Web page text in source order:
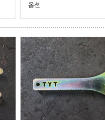
옵션 :